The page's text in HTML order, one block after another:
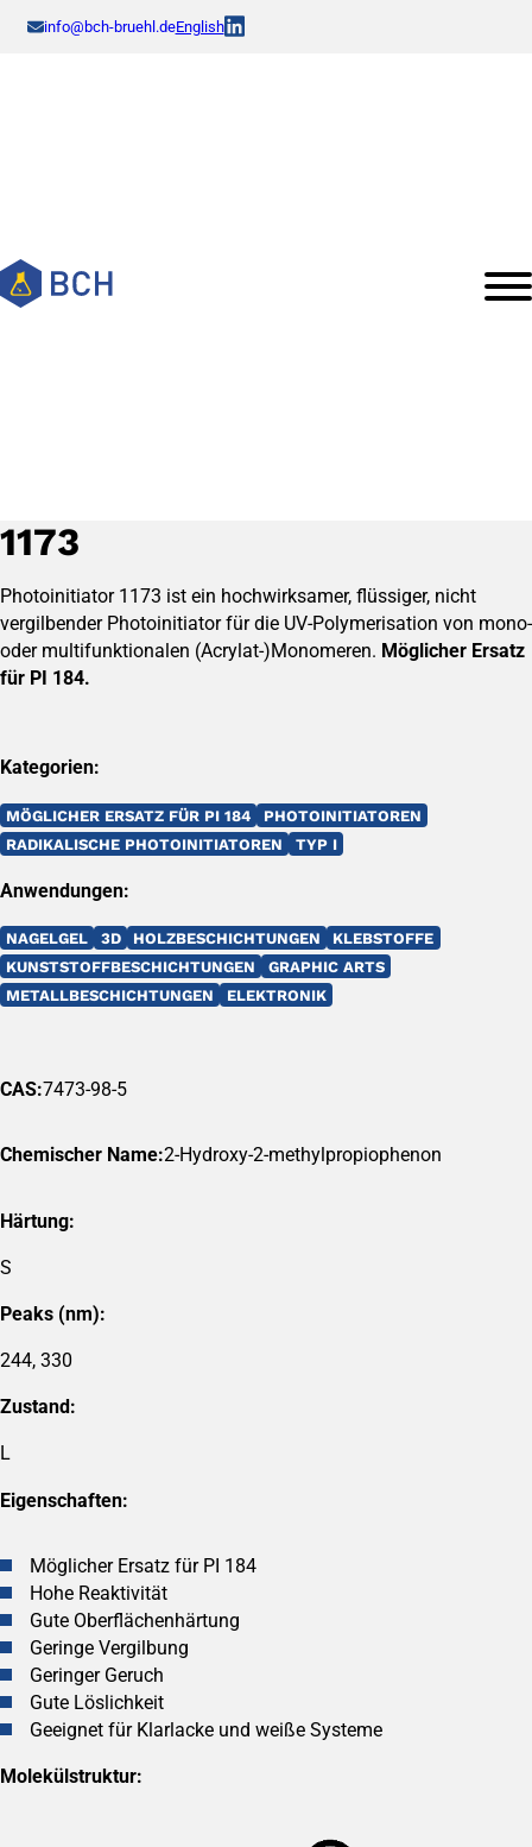
info@bch-bruehl.deEnglish
1173
Photoinitiator 1173 ist ein hochwirksamer, flüssiger, nicht
vergilbender Photoinitiator für die UV-Polymerisation von mono-
oder multifunktionalen (Acrylat-)Monomeren. Möglicher Ersatz
für PI 184.
Kategorien:
MÖGLICHER ERSATZ FÜR PI 184
PHOTOINITIATOREN
RADIKALISCHE PHOTOINITIATOREN
TYP I
Anwendungen:
NAGELGEL 3D HOLZBESCHICHTUNGEN
KLEBSTOFFE
KUNSTSTOFFBESCHICHTUNGEN
GRAPHIC ARTS
METALLBESCHICHTUNGEN
ELEKTRONIK
CAS:7473-98-5
Chemischer Name:2-Hydroxy-2-methylpropiophenon
Härtung:
S
Peaks (nm):
244, 330
Zustand:
L
Eigenschaften:
Möglicher Ersatz für PI 184
Hohe Reaktivität
Gute Oberflächenhärtung
Geringe Vergilbung
Geringer Geruch
Gute Löslichkeit
Geeignet für Klarlacke und weiße Systeme
Molekülstruktur: